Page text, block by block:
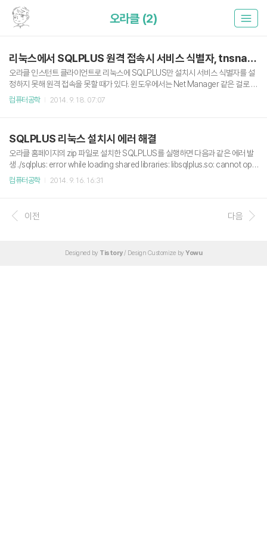
오라클 (2)
리눅스에서 SQLPLUS 원격 접속시 서비스 식별자, tnsnames.ora 파일 생성하기
오라클 인스턴트 클라이언트로 리눅스에 SQLPLUS만 설치시 서비스 식별자를 설
정하지 못해 원격 접속을 못할 때가 있다. 윈도우에서는 Net Manager 같은 걸로 쉽
게쉽게 설정 되는데..에휴하여튼 서비스 식별자를 설정해주기 위해 tnsnames.ora
찬가지로 .profile 에 등록해두면 편하다. 해당 .profile을 적용하려면 source .prof
ile 명령어 실행.다음으로 해당 설정해준 TNS_ADMIN 위..
컴퓨터공학 2014. 9. 18. 07:07
SQLPLUS 리눅스 설치시 에러 해결
오라클 홈페이지의 zip 파일로 설치한 SQLPLUS를 실행하면 다음과 같은 에러 발
생 ./sqlplus: error while loading shared libraries: libsqlplus.so: cannot ope
n shared object file: No such file or directory SQLPLUS에서 사용하는 라이
_LIBRARY_PATH=SQLPLUS가 있는 경로 예) export LD_LIBRARY_PATH=/u
sr/src/instantclient_12_1 141208 추가) 라이브러리 위치를 모..
컴퓨터공학 2014. 9. 16. 16:31
이전 다음
Designed by Tistory/ Design Customize by Yowu